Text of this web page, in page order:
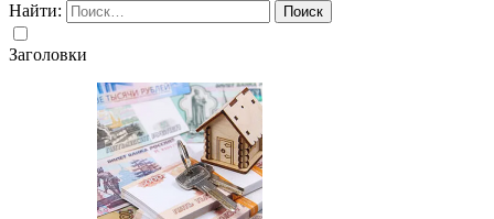
Найти:
Заголовки